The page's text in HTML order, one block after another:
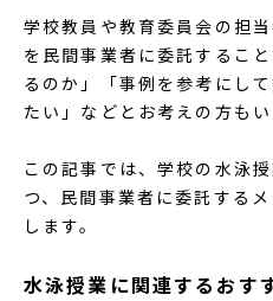
学校教員や教育委員会の担
を民間事業者に委託するこ
るのか」「事例を参考にし
たい」などとお考えの方も
この記事では、学校の水泳
つ、民間事業者に委託する
します。
水泳授業に関連するおす